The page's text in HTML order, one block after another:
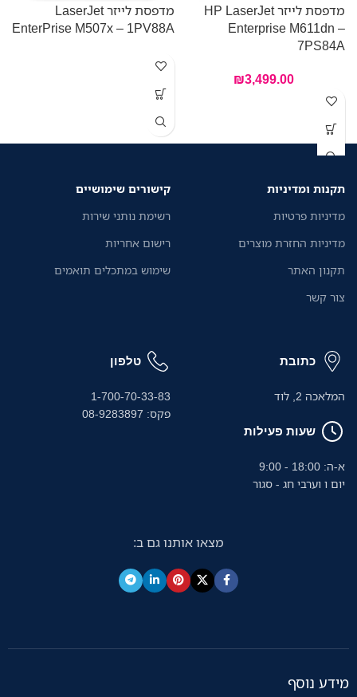
מדפסת לייזר HP LaserJet
Enterprise M611dn –
7PS84A
₪3,499.00
מדפסת לייזר LaserJet
EnterPrise M507x – 1PV88A
תקנות ומדיניות
מדיניות פרטיות
מדיניות החזרת מוצרים
תקנון האתר
צור קשר
קישורים שימושיים
רשימת נותני שירות
רישום אחריות
שימוש במתכלים תואמים
כתובת
המלאכה 2, לוד
שעות פעילות
א-ה: 18:00 - 9:00
יום ו וערבי חג - סגור
טלפון
1-700-70-33-83
פקס: 08-9283897
מצאו אותנו גם ב:
מידע נוסף